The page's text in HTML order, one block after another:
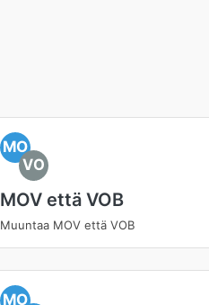
MO
VO
MOV että VOB
Muuntaa MOV että VOB
MO